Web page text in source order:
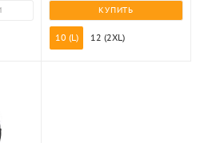
КУПИТЬ
10 (L) 12 (2XL)